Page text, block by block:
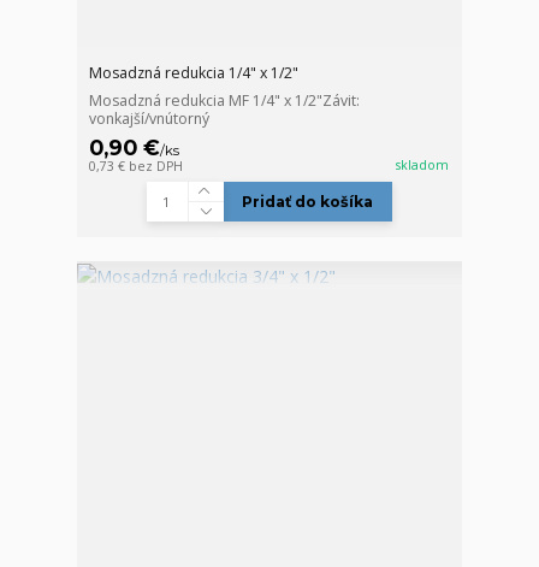
Mosadzná redukcia 1/4" x 1/2"
Mosadzná redukcia MF 1/4" x 1/2"Závit:
vonkajší/vnútorný
0,90 €/ks
0,73 € bez DPH skladom
Pridať do košíka